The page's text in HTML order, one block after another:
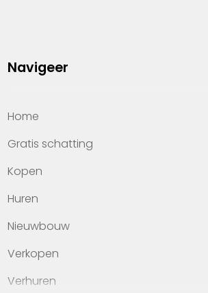
Navigeer
Home
Gratis schatting
Kopen
Huren
Nieuwbouw
Verkopen
Verhuren